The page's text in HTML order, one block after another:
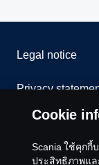
Legal notice
Privacy
Cookies
Contact us
Cookie
Scania ใช้คุกกี้
ประสิทธิภาพแ